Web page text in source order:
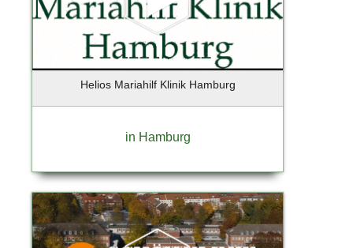
Helios Mariahilf Klinik Hamburg
in Hamburg